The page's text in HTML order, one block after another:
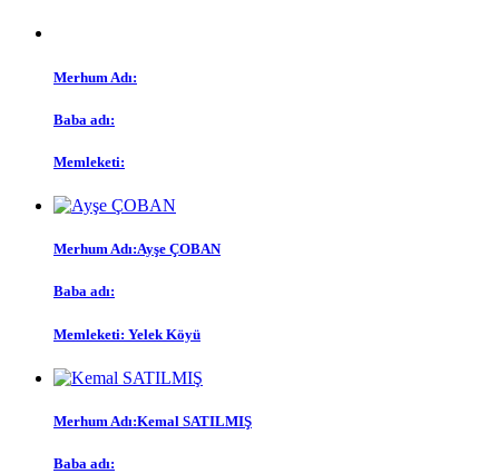
Merhum Adı:
Baba adı:
Memleketi:
Merhum Adı:Ayşe ÇOBAN
Baba adı:
Memleketi: Yelek Köyü
Merhum Adı:Kemal SATILMIŞ
Baba adı: